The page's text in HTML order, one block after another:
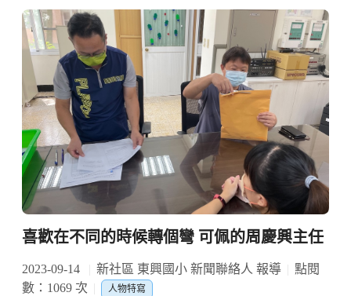
喜歡在不同的時候轉個彎 可佩的周慶興主任
2023-09-14 新社區 東興國小 新聞聯絡人 報導
點閱
數：1069 次
人物特寫